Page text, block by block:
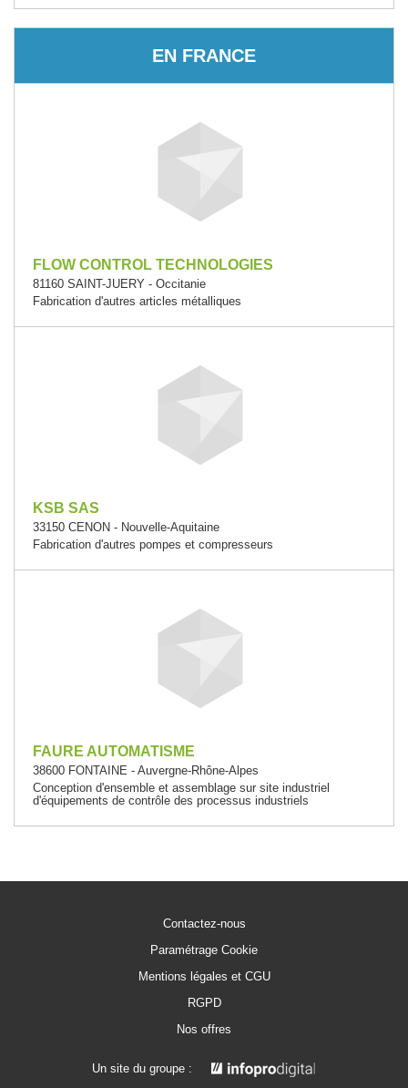
EN FRANCE
FLOW CONTROL TECHNOLOGIES
81160 SAINT-JUERY - Occitanie
Fabrication d'autres articles métalliques
KSB SAS
33150 CENON - Nouvelle-Aquitaine
Fabrication d'autres pompes et compresseurs
FAURE AUTOMATISME
38600 FONTAINE - Auvergne-Rhône-Alpes
Conception d'ensemble et assemblage sur site industriel
d'équipements de contrôle des processus industriels
Contactez-nous
Paramétrage Cookie
Mentions légales et CGU
RGPD
Nos offres
Un site du groupe :